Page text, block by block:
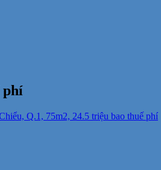
phí
Q.1, 75m2, 24.5 triệu bao thuế phí